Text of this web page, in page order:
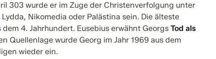
303 wurde er im Zuge der Christenverfolgung unter
Nikomedia oder Palästina sein. Die älteste
4. Jahrhundert. Eusebius erwähnt Georgs Tod als
Quellenlage wurde Georg im Jahr 1969 aus dem
wieder ein.